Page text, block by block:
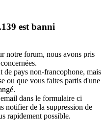
est banni
notre forum, nous avons pris
de pays non-francophone, mais
ou que vous faites partis d'une
dans le formulaire ci
notifier de la suppression de
rapidement possible.